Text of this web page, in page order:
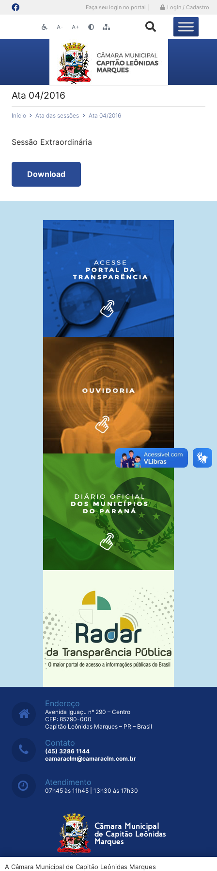
Faça seu login no portal | Login / Cadastro
A- A+
Ata 04/2016
Início Ata das sessões Ata 04/2016
Sessão Extraordinária
Download
Endereço
Avenida Iguaçu nº 290 – Centro
CEP: 85790-000
Capitão Leônidas Marques – PR – Brasil
Contato
(45) 3286 1144
camaraclm@camaraclm.com.br
Atendimento
07h45 às 11h45 | 13h30 às 17h30
A Câmara Municipal de Capitão Leônidas Marques